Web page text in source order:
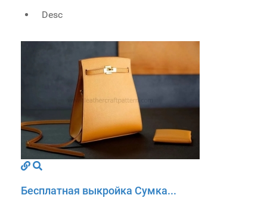
Desc
Бесплатная выкройка Сумка...